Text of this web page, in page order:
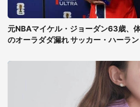
元NBAマイケル・ジョーダン63歳、
のオーラダダ漏れ サッカー・ハーラ